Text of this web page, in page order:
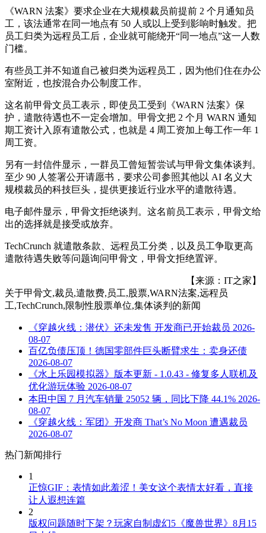
《WARN 法案》要求企业在大规模裁员前提前 2 个月通知员
工，该法通常在同一地点有 50 人或以上受到影响时触发。把
员工归类为远程员工后，企业就可能绕开“同一地点”这一人数
门槛。
有些员工并不知道自己被归类为远程员工，因为他们住在办公
室附近，也按混合办公制度工作。
这名前甲骨文员工表示，即使员工受到《WARN 法案》保
护，遣散待遇也不一定会增加。甲骨文把 2 个月 WARN 通知
期工资计入原有遣散公式，也就是 4 周工资加上每工作一年 1
周工资。
另有一封信件显示，一群员工曾短暂尝试与甲骨文集体谈判。
至少 90 人签署公开请愿书，要求公司参照其他以 AI 名义大
规模裁员的科技巨头，提供更接近行业水平的遣散待遇。
电子邮件显示，甲骨文拒绝谈判。这名前员工表示，甲骨文给
出的选择就是接受或放弃。
TechCrunch 就遣散条款、远程员工分类，以及员工争取更高
遣散待遇失败等问题询问甲骨文，甲骨文拒绝置评。
【来源：IT之家】
关于甲骨文,裁员,遣散费,员工,股票,WARN法案,远程员
工,TechCrunch,限制性股票单位,集体谈判 的新闻
《穿越火线：潜伏》还未发售 开发商已开始裁员 2026-
08-07
百亿负债压顶！德国零部件巨头断臂求生：卖身还债
2026-08-07
《水上乐园模拟器》版本更新 - 1.0.43 - 修复多人联机及
优化游玩体验 2026-08-07
本田中国 7 月汽车销量 25052 辆，同比下降 44.1% 2026-
08-07
《穿越火线：军团》开发商 That’s No Moon 遭遇裁员
2026-08-07
热门新闻排行
1
正惊GIF：表情如此羞涩！美女这个表情太好看，直接
让人遐想连篇
2
版权问题随时下架？玩家自制虚幻5《魔兽世界》8月15